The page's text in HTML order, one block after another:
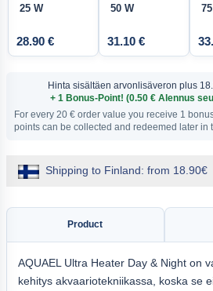
25 W
28.90 €
50 W
31.10 €
Hinta sisältäen arvonlisäveron plus
+ 1 Bonus-Point! (0.50 € Alennus
For every 20 € order value you receive 1
points can be collected and redeemed later in
Shipping to Finland: from 18.90€
Product
AQUAEL Ultra Heater Day & Night on
kehitys akvaariotekniikassa, koska se